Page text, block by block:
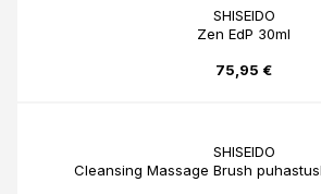
SHISEIDO
Zen EdP 30ml
75,95 €
SHISEIDO
Cleansing Massage Brush